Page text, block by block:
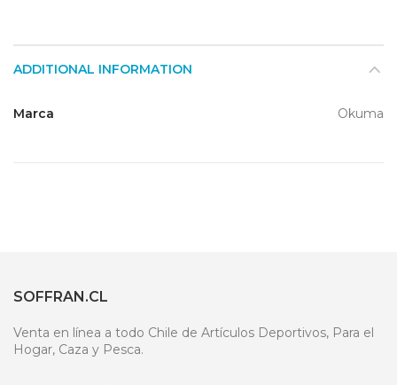
ADDITIONAL INFORMATION
Marca Okuma
SOFFRAN.CL
Venta en línea a todo Chile de Artículos Deportivos, Para el
Hogar, Caza y Pesca.